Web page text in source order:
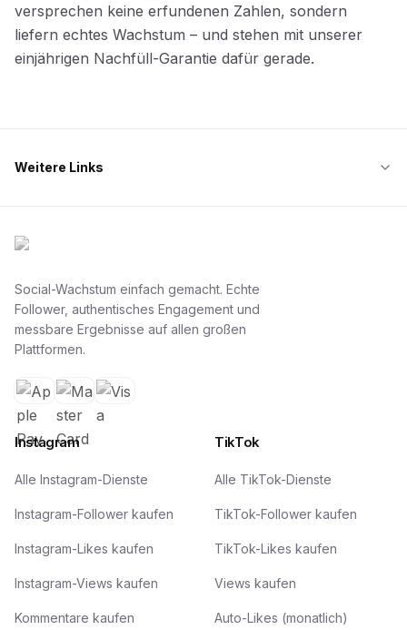
versprechen keine erfundenen Zahlen, sondern
liefern echtes Wachstum – und stehen mit unserer
einjährigen Nachfüll-Garantie dafür gerade.
Weitere Links
Social-Wachstum einfach gemacht. Echte
Follower, authentisches Engagement und
messbare Ergebnisse auf allen großen
Plattformen.
Instagram
Alle Instagram-Dienste
Instagram-Follower kaufen
Instagram-Likes kaufen
Instagram-Views kaufen
Kommentare kaufen
TikTok
Alle TikTok-Dienste
TikTok-Follower kaufen
TikTok-Likes kaufen
Views kaufen
Auto-Likes (monatlich)